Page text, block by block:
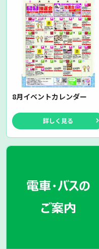
8月イベントカレンダー
詳しく見る